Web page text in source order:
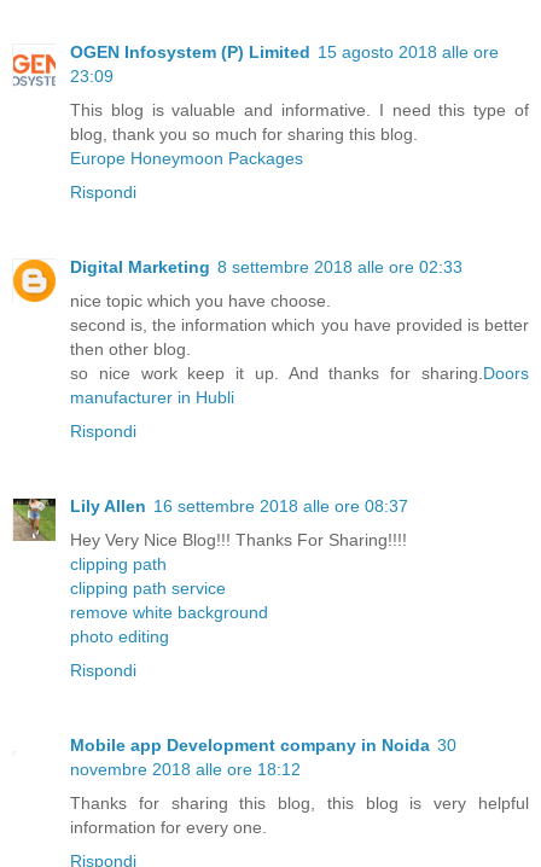
OGEN Infosystem (P) Limited 15 agosto 2018 alle ore
23:09
This blog is valuable and informative. I need this type of
blog, thank you so much for sharing this blog.
Europe Honeymoon Packages
Rispondi
Digital Marketing 8 settembre 2018 alle ore 02:33
nice topic which you have choose.
second is, the information which you have provided is better
then other blog.
so nice work keep it up. And thanks for sharing. Doors
manufacturer in Hubli
Rispondi
Lily Allen 16 settembre 2018 alle ore 08:37
Hey Very Nice Blog!!! Thanks For Sharing!!!!
clipping path
clipping path service
remove white background
photo editing
Rispondi
Mobile app Development company in Noida 30
novembre 2018 alle ore 18:12
Thanks for sharing this blog, this blog is very helpful
information for every one.
Rispondi